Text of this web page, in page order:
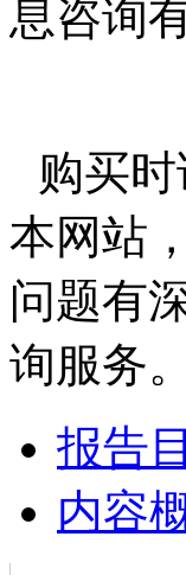
息咨询
购买时
本网站
问题有
询服务。
报告
内容